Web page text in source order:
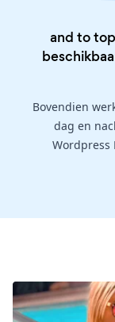
and to
Bovendien
dag en
Wordpress